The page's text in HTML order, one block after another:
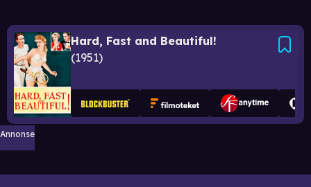
Hard, Fast and Beautiful!
1951
Annonse